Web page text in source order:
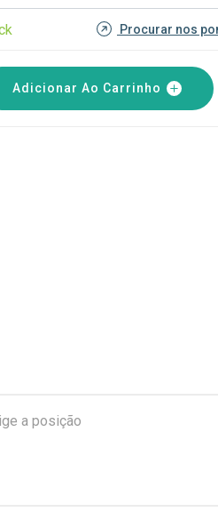
Procurar nos
Adicionar Ao Carrinho
a posição